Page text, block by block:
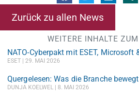
Zurück zu allen News
WEITERE INHALTE
NATO-Cyberpakt mit ESET, Microsoft
ESET 29. MAI 2026
Quergelesen: Was die Branche
DUNJA KOELWEL 8. MAI 2026